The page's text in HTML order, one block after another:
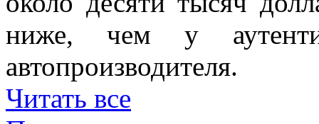
ниже, чем у
автопроизводителя.
Читать все